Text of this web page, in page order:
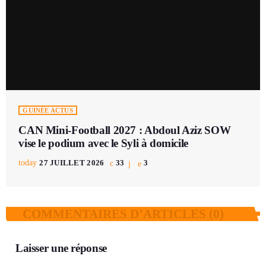
GUINÉE ACTUS
CAN Mini-Football 2027 : Abdoul Aziz SOW
vise le podium avec le Syli à domicile
today 27 JUILLET 2026 33 3
COMMENTAIRES D’ARTICLES (0)
Laisser une réponse